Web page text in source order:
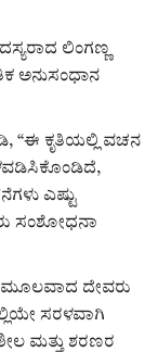
ಲಿಂಗಣ್ಣ
ಅನುಸಂಧಾನ
“ಈ ಕೃತಿಯಲ್ಲಿ ವಚನ
ಎಷ್ಟು
ಸಂಶೋಧನಾ
ಮೂಲವಾದ ದೇವರು
ಸರಳವಾಗಿ
ಮತ್ತು ಶರಣರ